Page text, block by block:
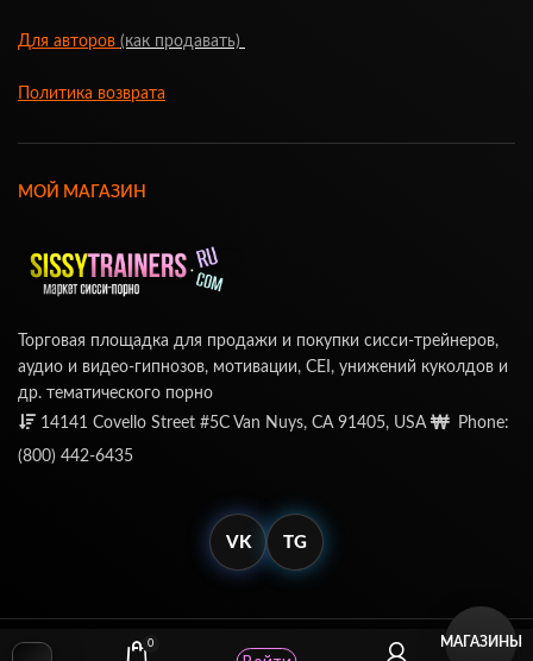
Для авторов (как продавать)
Политика возврата
МОЙ МАГАЗИН
Торговая площадка для продажи и покупки сисси-трейнеров,
аудио и видео-гипнозов, мотивации, CEI, унижений куколдов и
др. тематического порно
14141 Covello Street #5C Van Nuys, CA 91405, USA
Phone:
(800) 442-6435
VK TG
© SissyTrainers.Com 2020-2025, Все Права Защищены
0 МАГАЗИНЫ